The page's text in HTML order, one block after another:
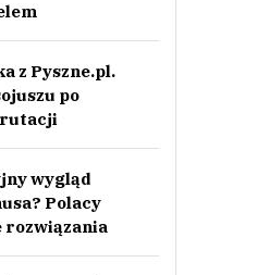
z Pyszne.pl.
po
wygląd
Polacy
rozwiązania